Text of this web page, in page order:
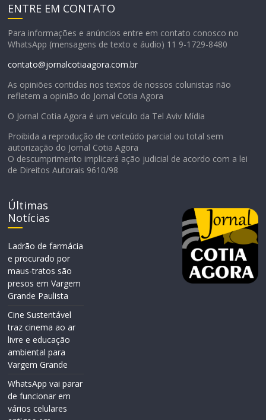
ENTRE EM CONTATO
Para informações e anúncios entre em contato conosco no
WhatsApp (mensagens de texto e áudio) 11 9-1729-8480
contato@jornalcotiaagora.com.br
As opiniões contidas nos textos de nossos colunistas não
refletem a opinião do Jornal Cotia Agora
O Jornal Cotia Agora é um veículo da Tel Aviv Mídia
Proibida a reprodução de conteúdo parcial ou total sem
autorização do Jornal Cotia Agora
O descumprimento implicará ação judicial de acordo com a lei
de Direitos Autorais 9610/98
Últimas
Notícias
Ladrão de farmácia
e procurado por
maus-tratos são
presos em Vargem
Grande Paulista
Cine Sustentável
traz cinema ao ar
livre e educação
ambiental para
Vargem Grande
WhatsApp vai parar
de funcionar em
vários celulares